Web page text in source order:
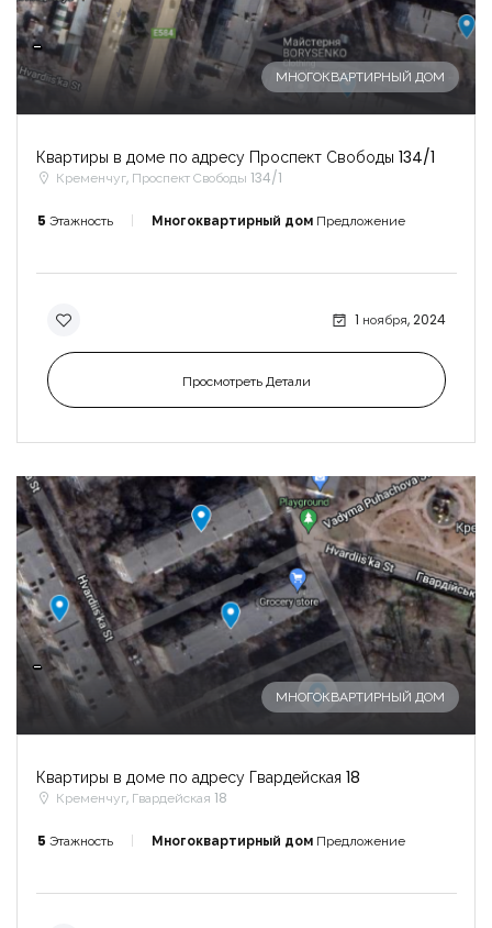
-
МНОГОКВАРТИРНЫЙ ДОМ
Квартиры в доме по адресу Проспект Свободы 134/1
Кременчуг, Проспект Свободы 134/1
5 Этажность Многоквартирный дом Предложение
1 ноября, 2024
Просмотреть Детали
-
МНОГОКВАРТИРНЫЙ ДОМ
Квартиры в доме по адресу Гвардейская 18
Кременчуг, Гвардейская 18
5 Этажность Многоквартирный дом Предложение